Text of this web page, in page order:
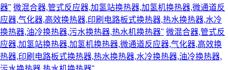
器" 微混合器,管式反应器,加氢站换热器,加氢机换热器,微通道反
应器,气化器,高效换热器,印刷电路板式换热器,热水换热器,水冷
换热器,油冷换热器,污水换热器,热水机换热器" 微混合器,管式反
应器,加氢站换热器,加氢机换热器,微通道反应器,气化器,高效换
热器,印刷电路板式换热器,热水换热器,水冷换热器,油冷换热器,